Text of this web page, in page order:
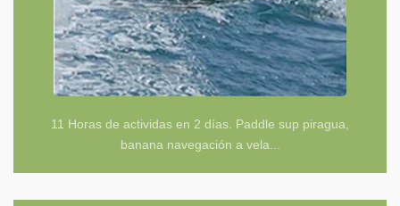
11 Horas de actividas en 2 días. Paddle sup piragua,
banana navegación a vela...